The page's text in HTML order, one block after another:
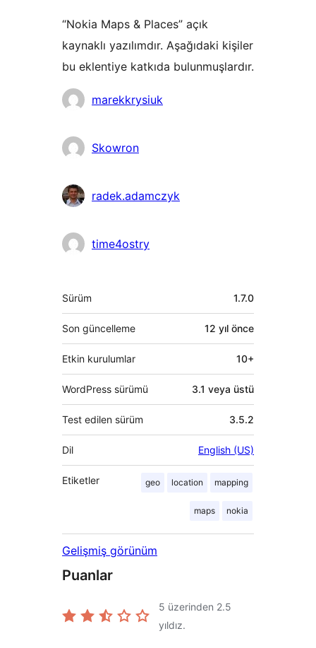
“Nokia Maps & Places” açık
kaynaklı yazılımdır. Aşağıdaki kişiler
bu eklentiye katkıda bulunmuşlardır.
Katkıdamarekkrysiuk
Skowron
radek.adamczyk
time4ostry
Meta
Sürüm 1.7.0
Son güncelleme 12 yıl önce
Etkin kurulumlar 10+
WordPress sürümü 3.1 veya üstü
Test edilen sürüm 3.5.2
Dil English (US)
Etiketler geo location mapping
maps nokia
Gelişmiş görünüm
Puanlar
5 üzerinden 2.5
yıldız.